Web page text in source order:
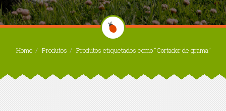
Home Produtos Produtos etiquetados como “Cortador de grama”